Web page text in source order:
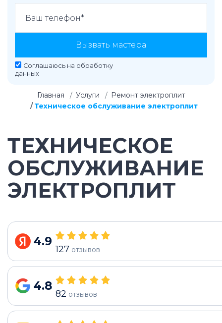
Вызвать мастера
Соглашаюсь на обработку
данных
Главная Услуги
Ремонт электроплит
Техническое обслуживание электроплит
ТЕХНИЧЕСКОЕ
ОБСЛУЖИВАНИЕ
ЭЛЕКТРОПЛИТ
4.9
127 отзывов
4.8
82 отзывов